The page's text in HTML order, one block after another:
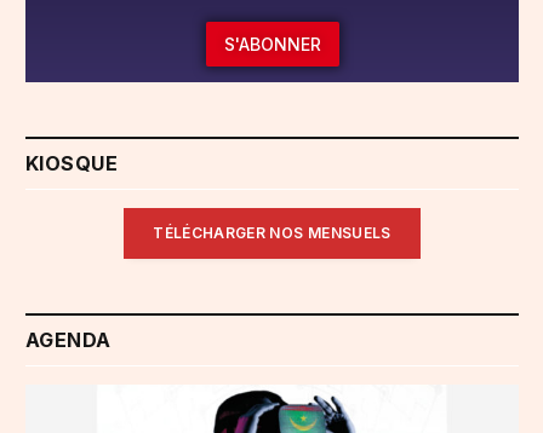
S'ABONNER
KIOSQUE
TÉLÉCHARGER NOS MENSUELS
AGENDA